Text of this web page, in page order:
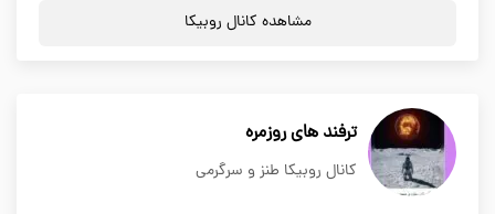
مشاهده کانال روبیکا
ترفند های روزمره
کانال روبیکا طنز و سرگرمی